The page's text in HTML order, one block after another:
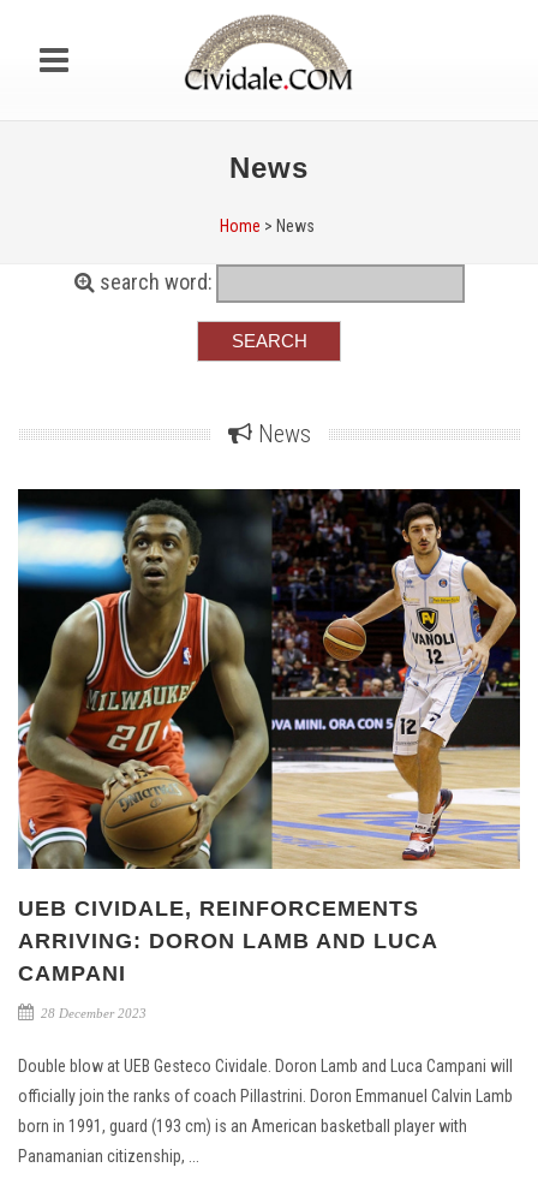
News
Home > News
search word:
News
UEB CIVIDALE, REINFORCEMENTS
ARRIVING: DORON LAMB AND LUCA
CAMPANI
28 December 2023
Double blow at UEB Gesteco Cividale. Doron Lamb and Luca Campani will
officially join the ranks of coach Pillastrini. Doron Emmanuel Calvin Lamb
born in 1991, guard (193 cm) is an American basketball player with
Panamanian citizenship, ...